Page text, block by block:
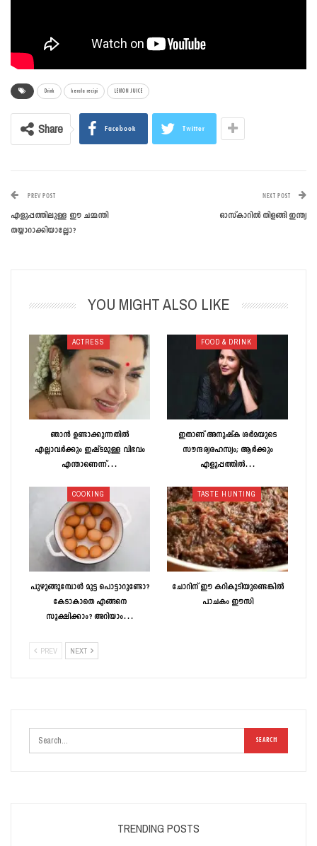
Drink kerala recipi LEMON JUICE
Share Facebook Twitter
PREV POST
എളുപ്പത്തിലുള്ള ഈ ചമ്മന്തി
തയ്യാറാക്കിയാല്ലോ?
NEXT POST
ഓസ്കാറിൽ തിളങ്ങി ഇന്ത്യ
YOU MIGHT ALSO LIKE
ACTRESS
ഞാന്‍ ഉണ്ടാക്കുന്നതില്‍
എല്ലാവര്‍ക്കും ഇഷ്ടമുള്ള വിഭവം
എന്താണെന്ന്…
FOOD & DRINK
ഇതാണ് അനുഷ്ക ശര്‍മയുടെ
സൗന്ദര്യരഹസ്യം; ആര്‍ക്കും
എളുപ്പത്തിൽ…
COOKING
പുഴുങ്ങുമ്പോൾ മുട്ട പൊട്ടാറുണ്ടോ?
കേടാകാതെ എങ്ങനെ
സൂക്ഷിക്കാം? അറിയാം…
TASTE HUNTING
ചോറിന് ഈ കറികൂടിയുണ്ടെങ്കിൽ
പാചകം ഈസി
PREV NEXT
TRENDING POSTS